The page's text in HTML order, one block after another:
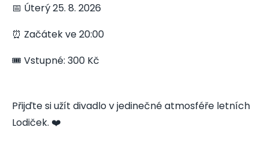
📅 Úterý 25. 8. 2026
⏰ Začátek ve 20:00
🎟️ Vstupné: 300 Kč
Přijďte si užít divadlo v jedinečné atmosféře letních
Lodiček. ❤️